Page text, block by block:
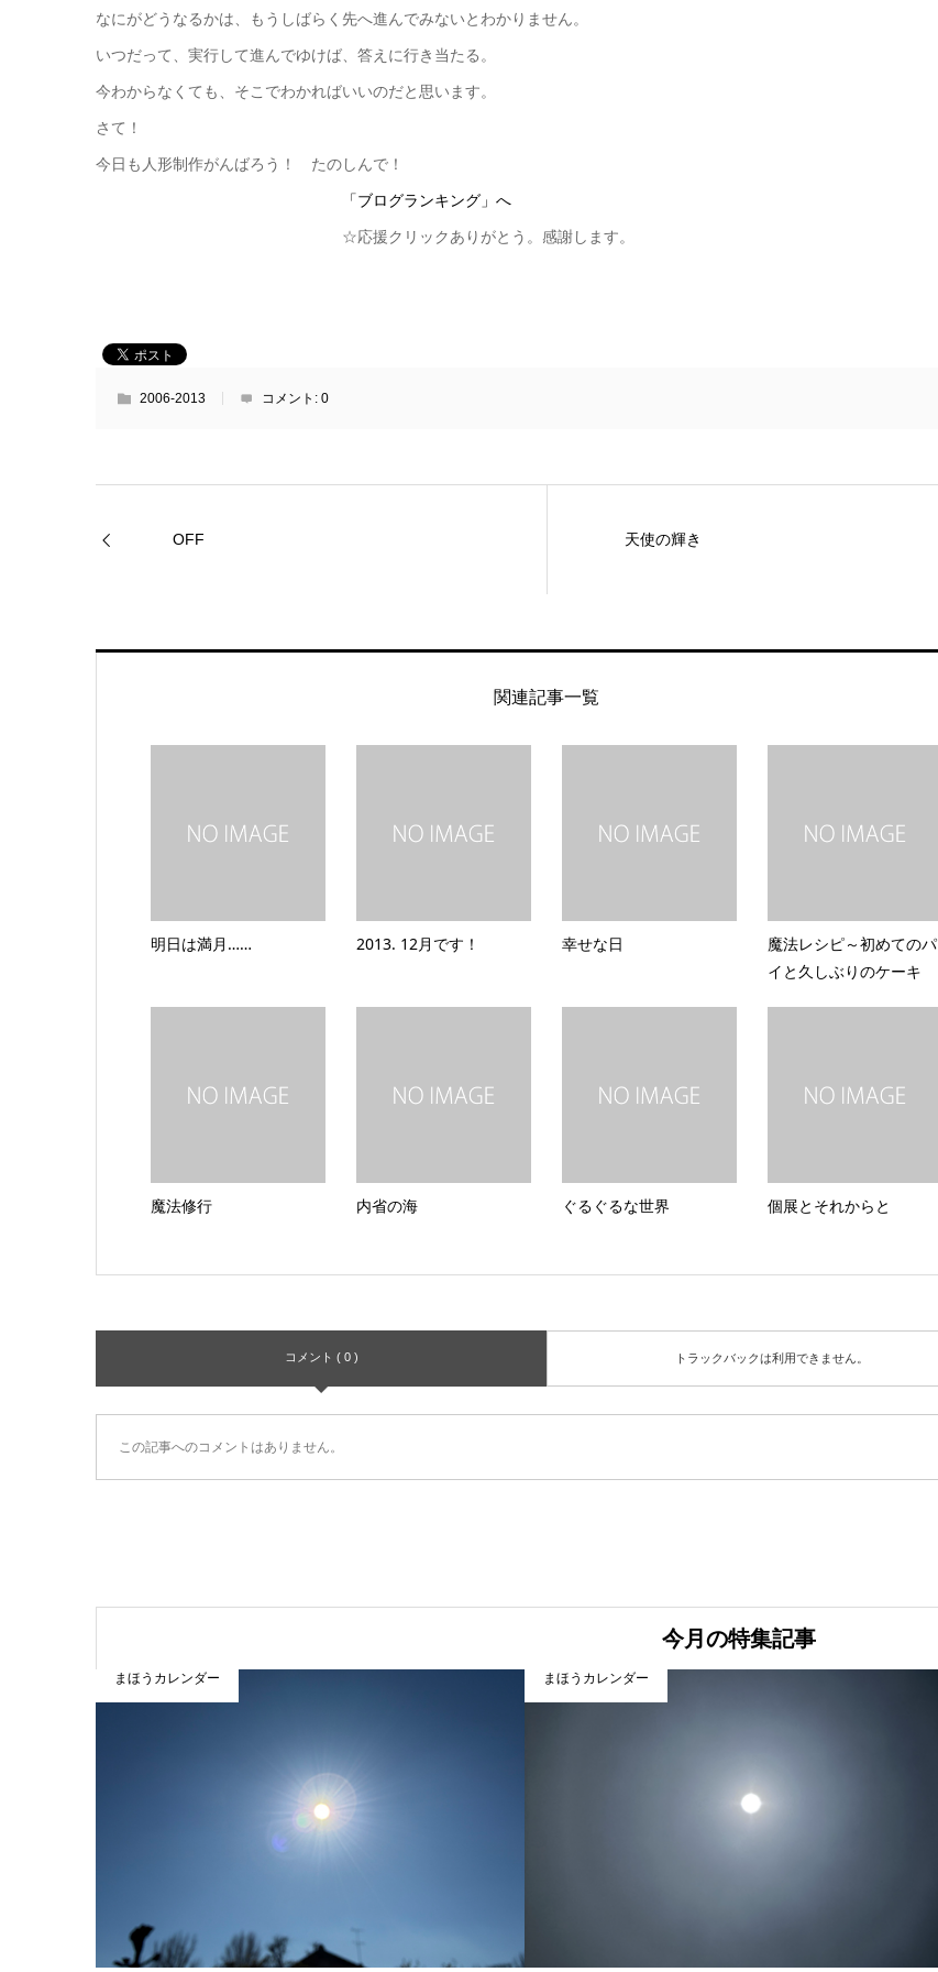
なにがどうなるかは、もうしばらく先へ進んでみないとわかりません。
いつだって、実行して進んでゆけば、答えに行き当たる。
今わからなくても、そこでわかればいいのだと思います。
さて！
今日も人形制作がんばろう！ たのしんで！
「ブログランキング」へ
☆応援クリックありがとう。感謝します。
2006-2013 コメント: 0
OFF 天使の輝き
関連記事一覧
明日は満月…… 2013. 12月です！ 幸せな日
魔法レシピ～初めてのパ
イと久しぶりのケーキ
魔法修行 内省の海 ぐるぐるな世界 個展とそれからと
コメント ( 0 ) トラックバックは利用できません。
この記事へのコメントはありません。
今月の特集記事
まほうカレンダー まほうカレンダー